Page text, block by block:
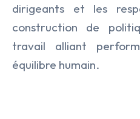
dirigeants et les
construction de
travail alliant
équilibre humain.